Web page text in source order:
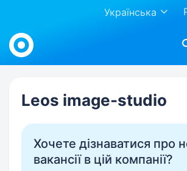
Українська
Work.ua
Leos image-studio
Хочете дізнаватися про
вакансії в цій компанії?